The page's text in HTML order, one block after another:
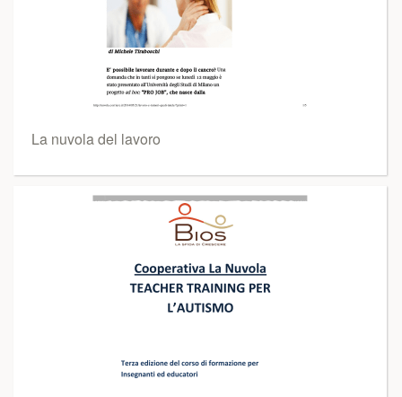
La nuvola del lavoro